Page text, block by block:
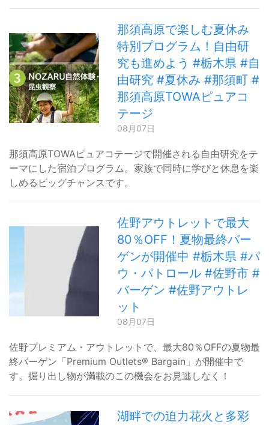
那須高原で楽しむ夏休み
特別プログラム！自由研
究も進めよう #栃木県 #自
由研究 #夏休み #那須町 #
那須高原TOWAピュアコ
テージ
08月07日
那須高原TOWAピュアコテージで開催される自由研究をテ
ーマにした宿泊プログラム。家族で同時に学びと休息を楽
しめるビッグチャンスです。
佐野アウトレットで最大
80％OFF！夏物最終バー
ゲンが開催中 #栃木県 #パ
ウ・パトロール #佐野市 #
バーゲン #佐野アウトレ
ット
08月07日
佐野プレミアム・アウトレットで、最大80％OFFの夏物最
終バーゲン「Premium Outlets® Bargain」が開催中で
す。掘り出し物が満載のこの機会をお見逃しなく！
湖畔での迫力花火と多彩